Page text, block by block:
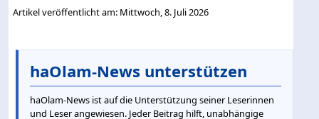
Artikel veröffentlicht am: Mittwoch, 8. Juli 2026
haOlam-News unterstützen
haOlam-News ist auf die Unterstützung seiner Leserinnen
und Leser angewiesen. Jeder Beitrag hilft, unabhängige